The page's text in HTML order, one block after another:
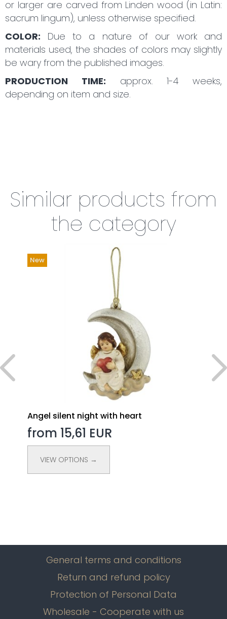
or larger are carved from Linden wood (in Latin:
sacrum lingum), unless otherwise specified.
COLOR: Due to a nature of our work and
materials used, the shades of colors may slightly
be wary from the published images.
PRODUCTION TIME: approx. 1-4 weeks,
depending on item and size.
Similar products from
the category
New
Angel silent night with heart
from 15,61 EUR
VIEW OPTIONS →
General terms and conditions
Return and refund policy
Protection of Personal Data
Wholesale - Cooperate with us